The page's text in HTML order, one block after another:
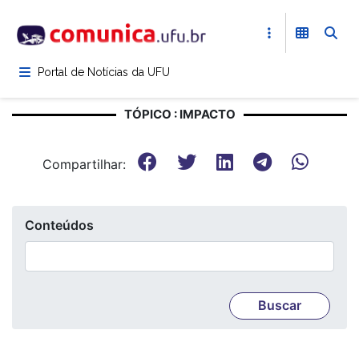
para
conteúdoPortal de Notícias da UFU
TÓPICO : IMPACTO
Compartilhar:
Conteúdos